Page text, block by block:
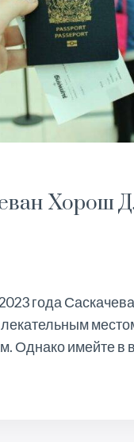
Хорош
года
Однако имейте в